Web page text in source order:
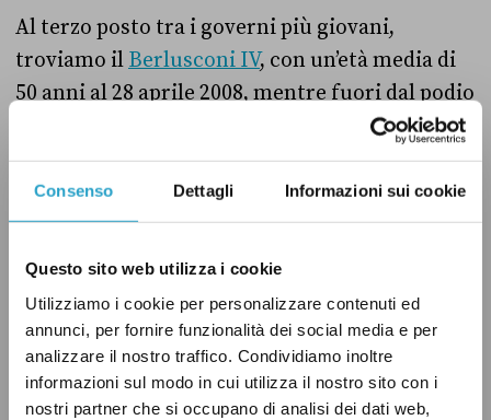
Consenso Dettagli Informazioni sui cookie
Questo sito web utilizza i cookie
Utilizziamo i cookie per personalizzare contenuti ed
annunci, per fornire funzionalità dei social media e per
analizzare il nostro traffico. Condividiamo inoltre
informazioni sul modo in cui utilizza il nostro sito con i
nostri partner che si occupano di analisi dei dati web,
Al terzo posto tra i governi più giovani,
troviamo il Berlusconi IV, con un’età media di
50 anni al 28 aprile 2008, mentre fuori dal podio
, con 50,3 anni al 1°
giugno 2018.
Il verdetto
nuovo governo Pd-M5s è «il più giovane della
storia della Repubblica».